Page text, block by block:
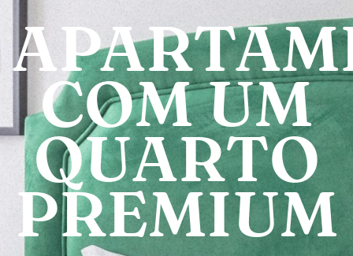
COM UM
QUARTO
PREMIUM